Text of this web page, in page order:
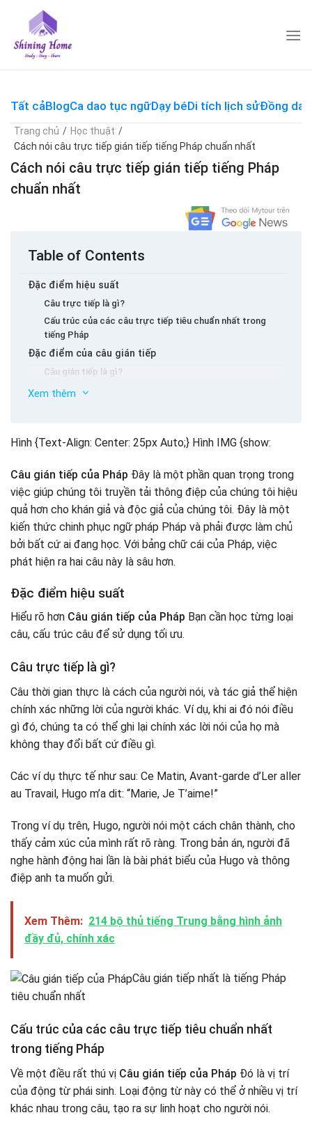
content
Tất cảBlogCa dao tục ngữDạy béDi tích lịch sửĐồng dao
Trang chủ / Học thuật /
Cách nói câu trực tiếp gián tiếp tiếng Pháp chuẩn nhất
Cách nói câu trực tiếp gián tiếp tiếng Pháp
chuẩn nhất
Table of Contents
Đặc điểm hiệu suất
Câu trực tiếp là gì?
Cấu trúc của các câu trực tiếp tiêu chuẩn nhất trong
tiếng Pháp
Đặc điểm của câu gián tiếp
Câu gián tiếp là gì?
Những động từ này có liên quan đến các câu tiếng Pháp
một câu gián tiếp?
Về các động từ trong câu
Thay đổi thời gian
Vấn đề gián tiếp của việc chuyển đổi một cách khéo
léo
Tóm tắt
Xem thêm
Hình {Text-Align: Center: 25px Auto;} Hình IMG {show:
Câu gián tiếp của Pháp Đây là một phần quan trọng trong
việc giúp chúng tôi truyền tải thông điệp của chúng tôi hiệu
quả hơn cho khán giả và độc giả của chúng tôi. Đây là một
kiến ​​thức chinh phục ngữ pháp Pháp và phải được làm chủ
bởi bất cứ ai đang học. Với bảng chữ cái của Pháp, việc
phát hiện ra hai câu này là sâu hơn.
Đặc điểm hiệu suất
Hiểu rõ hơn Câu gián tiếp của Pháp Bạn cần học từng loại
câu, cấu trúc câu để sử dụng tối ưu.
Câu trực tiếp là gì?
Câu thời gian thực là cách của người nói, và tác giả thể hiện
chính xác những lời của người khác. Ví dụ, khi ai đó nói điều
gì đó, chúng ta có thể ghi lại chính xác lời nói của họ mà
không thay đổi bất cứ điều gì.
Các ví dụ thực tế như sau: Ce Matin, Avant-garde d’Ler aller
au Travail, Hugo m’a dit: “Marie, Je T’aime!”
Trong ví dụ trên, Hugo, người nói một cách chân thành, cho
thấy cảm xúc của mình rất rõ ràng. Trong bản án, người đã
nghe hành động hai lần là bài phát biểu của Hugo và thông
điệp anh ta muốn gửi.
Xem Thêm: 214 bộ thủ tiếng Trung bằng hình ảnh
đầy đủ, chính xác
Câu gián tiếp nhất là tiếng Pháp
tiêu chuẩn nhất
Cấu trúc của các câu trực tiếp tiêu chuẩn nhất
trong tiếng Pháp
Về một điều rất thú vị Câu gián tiếp của Pháp Đó là vị trí
của động từ phái sinh. Loại động từ này có thể ở nhiều vị trí
khác nhau trong câu, tạo ra sự linh hoạt cho người nói.